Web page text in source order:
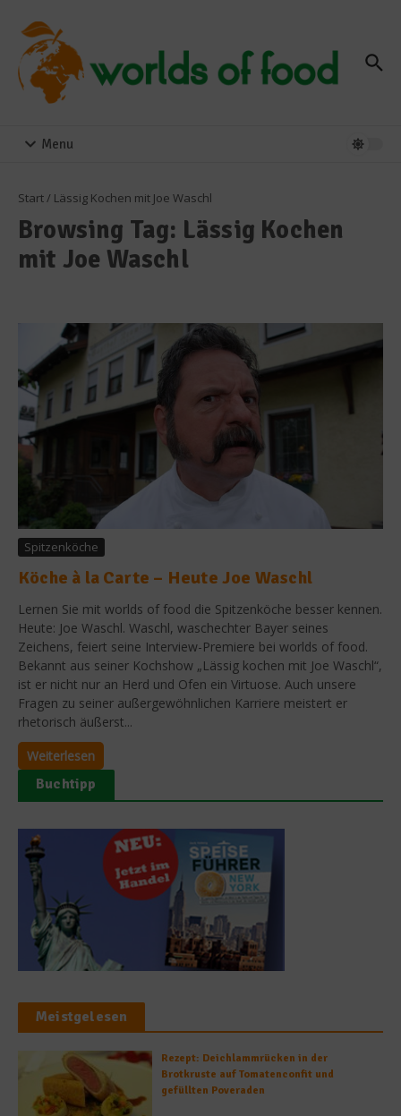
Menu
Start/ Lässig Kochen mit Joe Waschl
Browsing Tag: Lässig Kochen
mit Joe Waschl
Spitzenköche
Köche à la Carte – Heute Joe Waschl
Lernen Sie mit worlds of food die Spitzenköche besser kennen.
Heute: Joe Waschl. Waschl, waschechter Bayer seines
Zeichens, feiert seine Interview-Premiere bei worlds of food.
Bekannt aus seiner Kochshow „Lässig kochen mit Joe Waschl“,
ist er nicht nur an Herd und Ofen ein Virtuose. Auch unsere
Fragen zu seiner außergewöhnlichen Karriere meistert er
rhetorisch äußerst...
Weiterlesen
Buchtipp
Meistgelesen
Rezept: Deichlammrücken in der
Brotkruste auf Tomatenconfit und
gefüllten Poveraden